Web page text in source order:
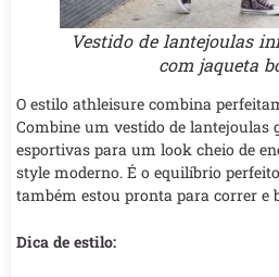
Vestido de lantejoulas
com jaqueta
O estilo athleisure combina
Combine um vestido de lantejoulas
esportivas para um look cheio de
style moderno. É o equilíbrio
também estou pronta para correr e
Dica de estilo: